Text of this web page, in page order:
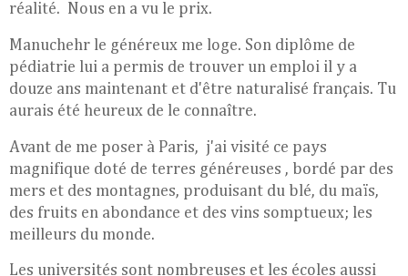
réalité. Nous en a vu le prix.
Manuchehr le généreux me loge. Son diplôme de
pédiatrie lui a permis de trouver un emploi il y a
douze ans maintenant et d'être naturalisé français. Tu
aurais été heureux de le connaître.
Avant de me poser à Paris, j'ai visité ce pays
magnifique doté de terres généreuses , bordé par des
mers et des montagnes, produisant du blé, du maïs,
des fruits en abondance et des vins somptueux; les
meilleurs du monde.
Les universités sont nombreuses et les écoles aussi